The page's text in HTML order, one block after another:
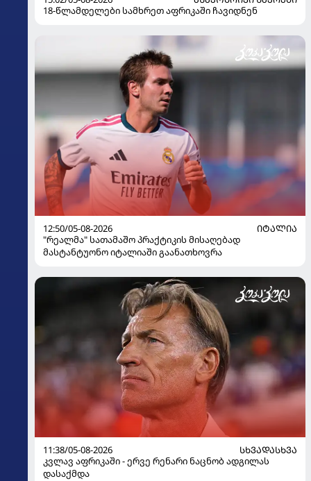
18-წლამდელები სამხრეთ აფრიკაში ჩავიდნენ
12:50/05-08-2026
ᲘᲢᲐᲚᲘᲐ
"რეალმა" სათამაშო პრაქტიკის მისაღებად
მასტანტუონო იტალიაში გაანათხოვრა
11:38/05-08-2026
ᲡᲮᲕᲐᲓᲐᲡᲮᲕᲐ
კვლავ აფრიკაში - ერვე რენარი ნაცნობ ადგილას
დასაქმდა